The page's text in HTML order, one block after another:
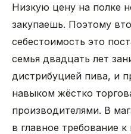
Низкую цену на полке
закупаешь. Поэтому
себестоимость это
семья двадцать лет
дистрибуцией пива, и
навыком жёстко
производителями. В
в главное требование